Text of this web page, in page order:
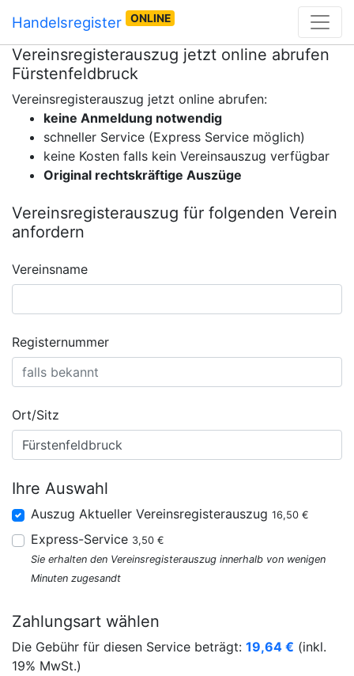
Handelsregister ONLINE
Vereinsregisterauszug jetzt online abrufen
Fürstenfeldbruck
Vereinsregisterauszug jetzt online abrufen:
keine Anmeldung notwendig
schneller Service (Express Service möglich)
keine Kosten falls kein Vereinsauszug verfügbar
Original rechtskräftige Auszüge
Vereinsregisterauszug für folgenden Verein
anfordern
Vereinsname
Registernummer
Ort/Sitz
Ihre Auswahl
Auszug Aktueller Vereinsregisterauszug 16,50 €
Express-Service 3,50 €
Sie erhalten den Vereinsregisterauszug innerhalb von wenigen
Minuten zugesandt
Zahlungsart wählen
Die Gebühr für diesen Service beträgt: 19,64 € (inkl.
19% MwSt.)